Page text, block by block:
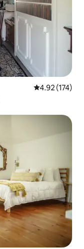
平均评分 4.92
4.92 (174)